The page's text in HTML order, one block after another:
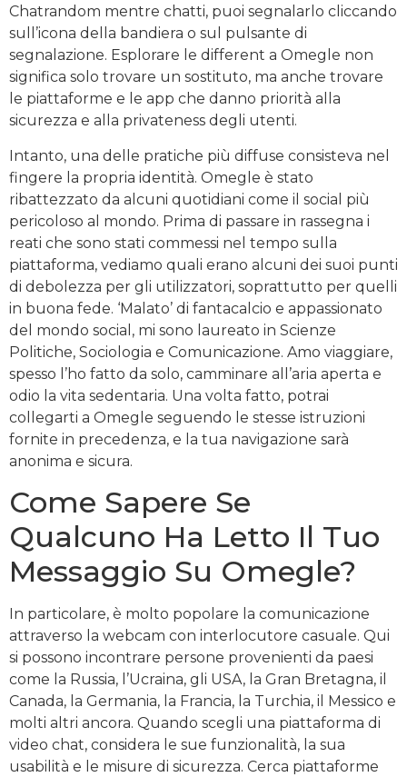
Chatrandom mentre chatti, puoi segnalarlo cliccando
sull’icona della bandiera o sul pulsante di
segnalazione. Esplorare le different a Omegle non
significa solo trovare un sostituto, ma anche trovare
le piattaforme e le app che danno priorità alla
sicurezza e alla privateness degli utenti.
Intanto, una delle pratiche più diffuse consisteva nel
fingere la propria identità. Omegle è stato
ribattezzato da alcuni quotidiani come il social più
pericoloso al mondo. Prima di passare in rassegna i
reati che sono stati commessi nel tempo sulla
piattaforma, vediamo quali erano alcuni dei suoi punti
di debolezza per gli utilizzatori, soprattutto per quelli
in buona fede. ‘Malato’ di fantacalcio e appassionato
del mondo social, mi sono laureato in Scienze
Politiche, Sociologia e Comunicazione. Amo viaggiare,
spesso l’ho fatto da solo, camminare all’aria aperta e
odio la vita sedentaria. Una volta fatto, potrai
collegarti a Omegle seguendo le stesse istruzioni
fornite in precedenza, e la tua navigazione sarà
anonima e sicura.
Come Sapere Se
Qualcuno Ha Letto Il Tuo
Messaggio Su Omegle?
In particolare, è molto popolare la comunicazione
attraverso la webcam con interlocutore casuale. Qui
si possono incontrare persone provenienti da paesi
come la Russia, l’Ucraina, gli USA, la Gran Bretagna, il
Canada, la Germania, la Francia, la Turchia, il Messico e
molti altri ancora. Quando scegli una piattaforma di
video chat, considera le sue funzionalità, la sua
usabilità e le misure di sicurezza. Cerca piattaforme